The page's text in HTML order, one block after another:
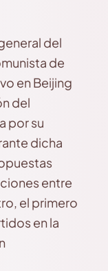
del
de
en Beijing
del
por su
dicha
entre
el primero
en la